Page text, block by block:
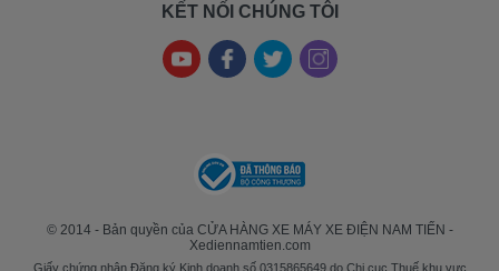
KẾT NỐI CHÚNG TÔI
© 2014 - Bản quyền của CỬA HÀNG XE MÁY XE ĐIỆN NAM TIẾN -
Xediennamtien.com
Giấy chứng nhận Đăng ký Kinh doanh số 0315865649 do Chi cục Thuế khu vực